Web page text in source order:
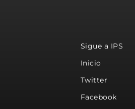
Sigue a IPS
Inicio
Twitter
Facebook